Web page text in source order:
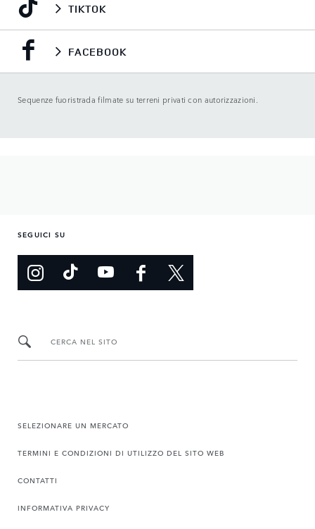
TIKTOK
FACEBOOK
Sequenze fuoristrada filmate su terreni privati con autorizzazioni.
SEGUICI SU
CERCA NEL SITO
SELEZIONARE UN MERCATO
TERMINI E CONDIZIONI DI UTILIZZO DEL SITO WEB
CONTATTI
INFORMATIVA PRIVACY